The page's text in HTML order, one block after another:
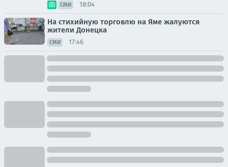
СМИ 18:04
На стихийную торговлю на Яме жалуются
жители Донецка
СМИ 17:46